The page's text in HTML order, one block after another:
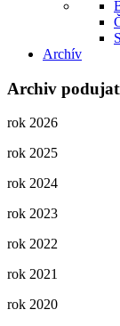
Archív
Archiv
rok 2026
rok 2025
rok 2024
rok 2023
rok 2022
rok 2021
rok 2020